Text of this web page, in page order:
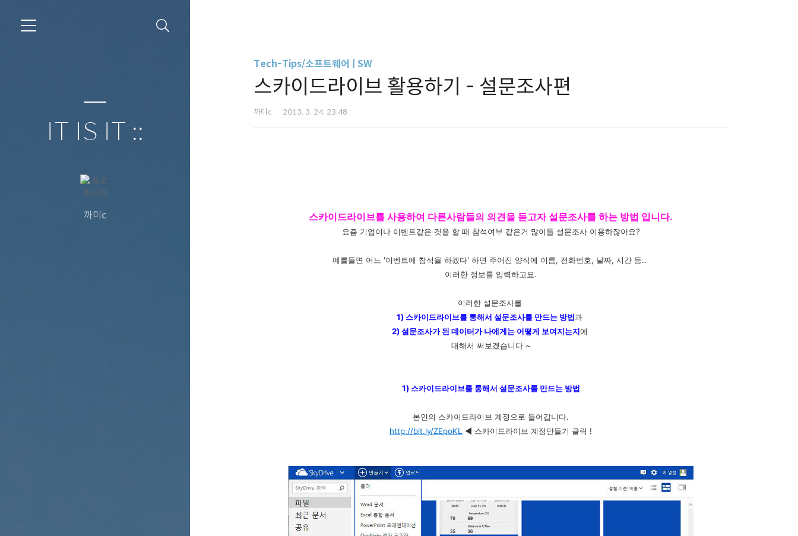
IT IS IT ::
까미c
Tech-Tips/소프트웨어 | SW
스카이드라이브 활용하기 - 설문조사편
까미c 2013. 3. 24. 23:48
스카이드라이브를 사용하여 다른사람들의 의견을 듣고자 설문조사를 하는 방법 입니다.
요즘 기업이나 이벤트같은 것을 할 때 참석여부 같은거 많이들 설문조사 이용하잖아요?
예를들면 어느 '이벤트에 참석을 하겠다' 하면 주어진 양식에 이름, 전화번호, 날짜, 시간 등..
이러한 정보를 입력하고요.
이러한 설문조사를
1) 스카이드라이브를 통해서 설문조사를 만드는 방법과
2) 설문조사가 된 데이터가 나에게는 어떻게 보여지는지에
대해서 써보겠습니다 ~
1) 스카이드라이브를 통해서 설문조사를 만드는 방법
본인의 스카이드라이브 계정으로 들어갑니다.
http://bit.ly/ZEpoKL
◀ 스카이드라이브 계정만들기 클릭 !